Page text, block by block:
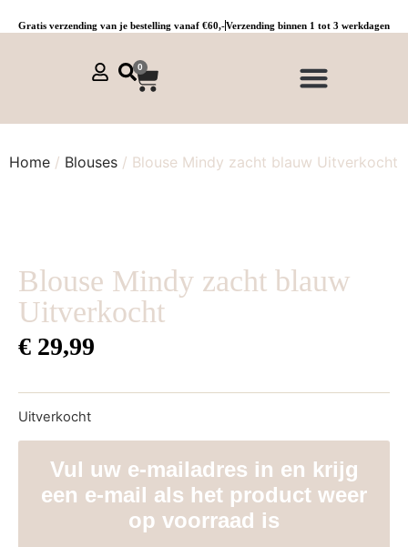
Gratis verzending van je bestelling vanaf €60,-Verzending binnen 1 tot 3 werkdagen
0
Home / Blouses / Blouse Mindy zacht blauw Uitverkocht
Blouse Mindy zacht blauw
Uitverkocht
€ 29,99
Uitverkocht
Vul uw e-mailadres in en krijg
een e-mail als het product weer
op voorraad is